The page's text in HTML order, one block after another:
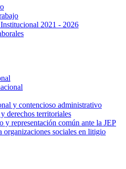
2021 - 2026
y contencioso administrativo
derechos territoriales
y representación común ante la JEP
organizaciones sociales en litigio